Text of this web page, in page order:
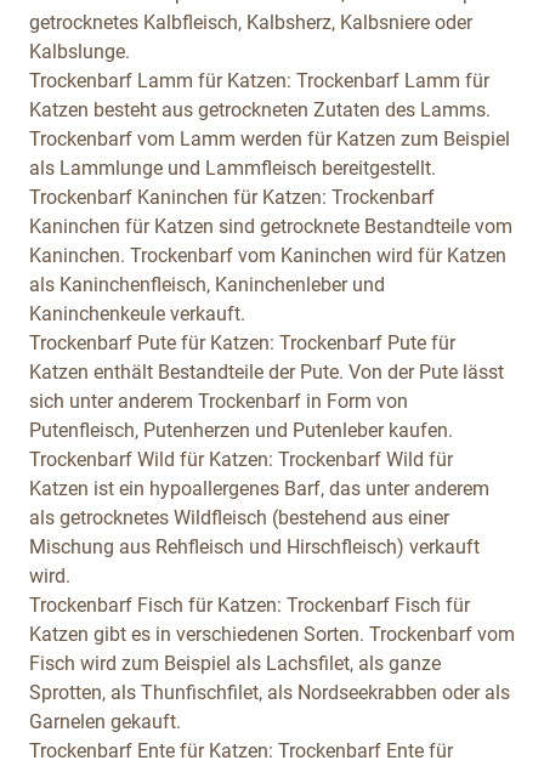
getrocknetes Kalbfleisch, Kalbsherz, Kalbsniere oder
Kalbslunge.
Trockenbarf Lamm für Katzen: Trockenbarf Lamm für
Katzen besteht aus getrockneten Zutaten des Lamms.
Trockenbarf vom Lamm werden für Katzen zum Beispiel
als Lammlunge und Lammfleisch bereitgestellt.
Trockenbarf Kaninchen für Katzen: Trockenbarf
Kaninchen für Katzen sind getrocknete Bestandteile vom
Kaninchen. Trockenbarf vom Kaninchen wird für Katzen
als Kaninchenfleisch, Kaninchenleber und
Kaninchenkeule verkauft.
Trockenbarf Pute für Katzen: Trockenbarf Pute für
Katzen enthält Bestandteile der Pute. Von der Pute lässt
sich unter anderem Trockenbarf in Form von
Putenfleisch, Putenherzen und Putenleber kaufen.
Trockenbarf Wild für Katzen: Trockenbarf Wild für
Katzen ist ein hypoallergenes Barf, das unter anderem
als getrocknetes Wildfleisch (bestehend aus einer
Mischung aus Rehfleisch und Hirschfleisch) verkauft
wird.
Trockenbarf Fisch für Katzen: Trockenbarf Fisch für
Katzen gibt es in verschiedenen Sorten. Trockenbarf vom
Fisch wird zum Beispiel als Lachsfilet, als ganze
Sprotten, als Thunfischfilet, als Nordseekrabben oder als
Garnelen gekauft.
Trockenbarf Ente für Katzen: Trockenbarf Ente für